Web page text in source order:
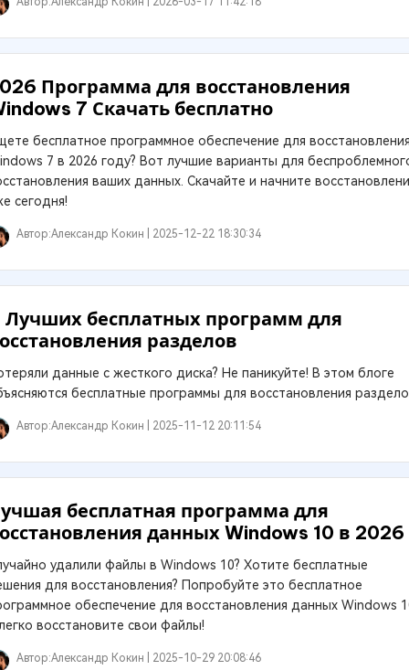
Программа для восстановления
7 Скачать бесплатно
бесплатное программное обеспечение для
7 в 2026 году? Вот лучшие варианты для
ваших данных. Скачайте и начните
сегодня!
Автор:Александр Кокин | 2025-12-22 18:30:34
Лучших бесплатных программ для
разделов
данные с жесткого диска? Не паникуйте! В этом блоге
бесплатные программы для восстановления
Автор:Александр Кокин | 2025-11-12 20:11:54
бесплатная программа для
данных Windows 10 в 2026
удалили файлы в Windows 10? Хотите бесплатные
для восстановления? Попробуйте это бесплатное
обеспечение для восстановления данных Windows
восстановите свои файлы!
Автор:Александр Кокин | 2025-10-29 20:08:46